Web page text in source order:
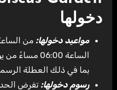
دخولها
مواعيد دخولها:
الساعة 06:00
بما في ذلك العطلة
رسوم دخولها: تفرض